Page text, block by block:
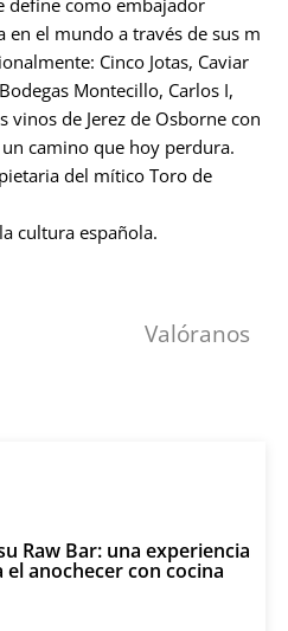
define como embajador
en el mundo a través de sus m
Cinco Jotas, Caviar
Montecillo, Carlos I,
de Jerez de Osborne con
camino que hoy perdura.
del mítico Toro de
cultura española.
Valóranos
Raw Bar: una experiencia
anochecer con cocina